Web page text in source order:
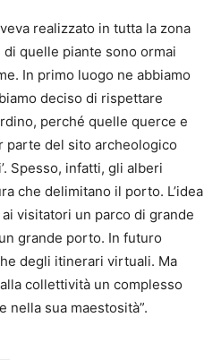
realizzato in tutta la zona
quelle piante sono ormai
In primo luogo ne abbiamo
deciso di rispettare
perché quelle querce e
parte del sito archeologico
Spesso, infatti, gli alberi
che delimitano il porto. L’idea
visitatori un parco di grande
grande porto. In futuro
degli itinerari virtuali. Ma
collettività un complesso
nella sua maestosità”.